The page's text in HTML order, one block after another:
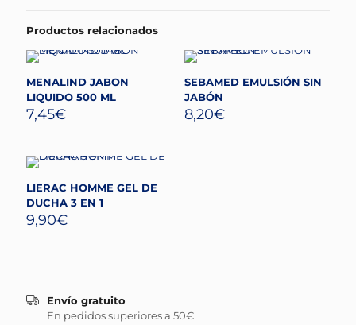
Productos relacionados
MENALIND JABON
LIQUIDO 500 ML
7,45€
SEBAMED EMULSIÓN SIN
JABÓN
8,20€
LIERAC HOMME GEL DE
DUCHA 3 EN 1
9,90€
Envío gratuito
En pedidos superiores a 50€